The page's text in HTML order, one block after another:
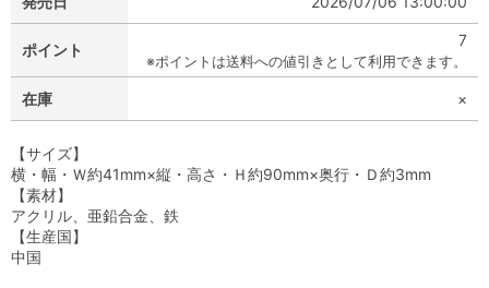
ポイント
7
※ポイントは送料への値引きとして利用できます。
在庫 ×
【サイズ】
横・幅・Ｗ約41mm×縦・高さ・Ｈ約90mm×奥行・Ｄ約3mm
【素材】
アクリル、亜鉛合金、鉄
【生産国】
中国